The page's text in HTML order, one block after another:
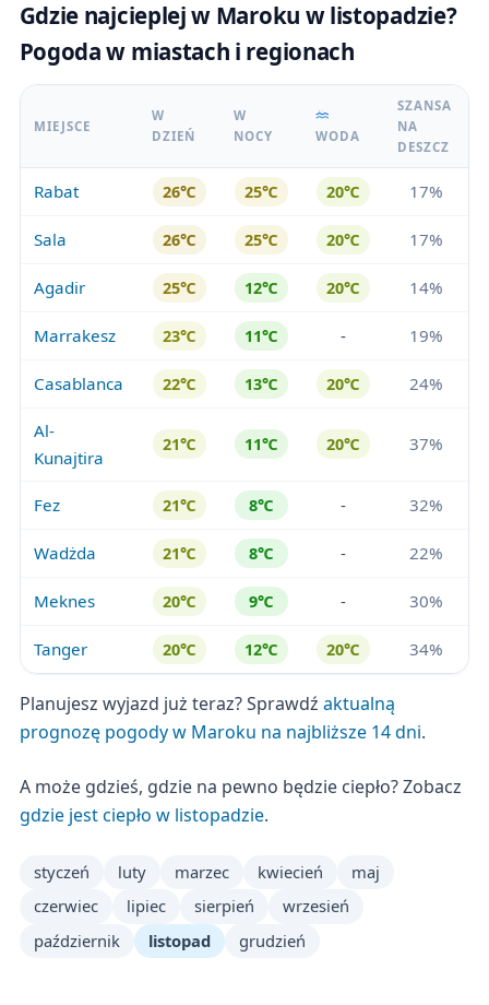
Gdzie najcieplej w Maroku w listopadzie?
Pogoda w miastach i regionach
MIEJSCE
W
DZIEŃ
W
NOCY
WODA
SZANSA
NA
DESZCZ
Rabat 26℃ 25℃ 20℃ 17%
Sala 26℃ 25℃ 20℃ 17%
Agadir 25℃ 12℃ 20℃ 14%
Marrakesz 23℃ 11℃ - 19%
Casablanca 22℃ 13℃ 20℃ 24%
Al-
Kunajtira
21℃ 11℃ 20℃ 37%
Fez 21℃ 8℃ - 32%
Wadżda 21℃ 8℃ - 22%
Meknes 20℃ 9℃ - 30%
Tanger 20℃ 12℃ 20℃ 34%
Planujesz wyjazd już teraz? Sprawdź aktualną
prognozę pogody w Maroku na najbliższe 14 dni.
A może gdzieś, gdzie na pewno będzie ciepło? Zobacz
gdzie jest ciepło w listopadzie.
styczeń luty marzec kwiecień
maj
czerwiec
lipiec sierpień
wrzesień
październik
listopad grudzień